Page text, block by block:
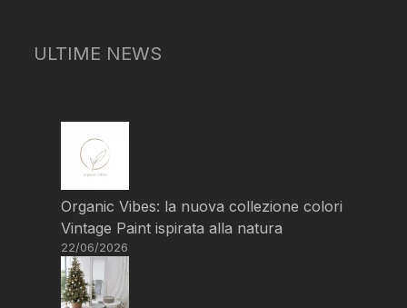
ULTIME NEWS
Organic Vibes: la nuova collezione colori
Vintage Paint ispirata alla natura
22/06/2026